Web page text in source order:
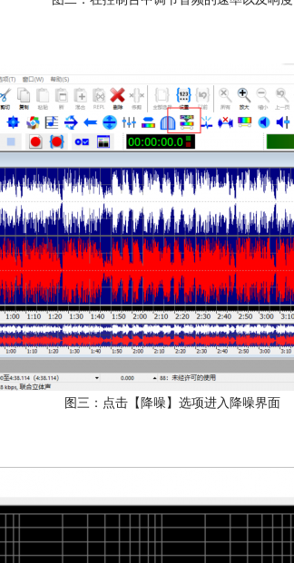
图三：点击【降噪】选项进入降噪界面